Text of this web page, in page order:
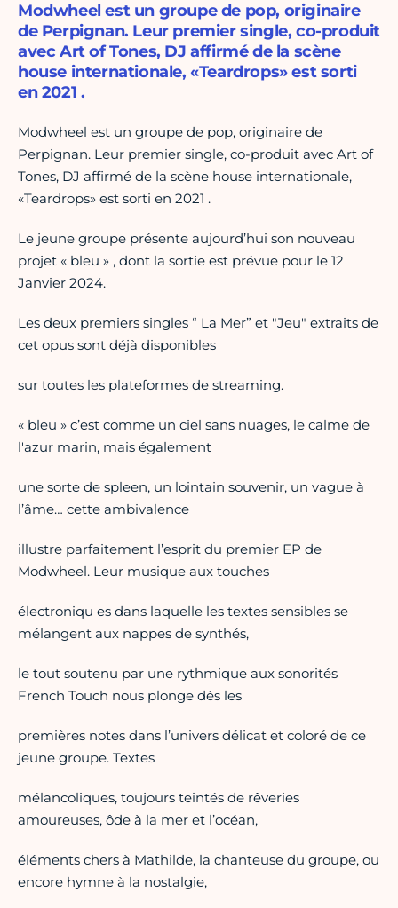
Modwheel est un groupe de pop, originaire
de Perpignan. Leur premier single, co-produit
avec Art of Tones, DJ affirmé de la scène
house internationale, «Teardrops» est sorti
en 2021 .
Modwheel est un groupe de pop, originaire de
Perpignan. Leur premier single, co-produit avec Art of
Tones, DJ affirmé de la scène house internationale,
«Teardrops» est sorti en 2021 .
Le jeune groupe présente aujourd’hui son nouveau
projet « bleu » , dont la sortie est prévue pour le 12
Janvier 2024.
Les deux premiers singles “ La Mer” et "Jeu" extraits de
cet opus sont déjà disponibles
sur toutes les plateformes de streaming.
« bleu » c’est comme un ciel sans nuages, le calme de
l'azur marin, mais également
une sorte de spleen, un lointain souvenir, un vague à
l’âme… cette ambivalence
illustre parfaitement l’esprit du premier EP de
Modwheel. Leur musique aux touches
électroniqu es dans laquelle les textes sensibles se
mélangent aux nappes de synthés,
le tout soutenu par une rythmique aux sonorités
French Touch nous plonge dès les
premières notes dans l’univers délicat et coloré de ce
jeune groupe. Textes
mélancoliques, toujours teintés de rêveries
amoureuses, ôde à la mer et l’océan,
éléments chers à Mathilde, la chanteuse du groupe, ou
encore hymne à la nostalgie,